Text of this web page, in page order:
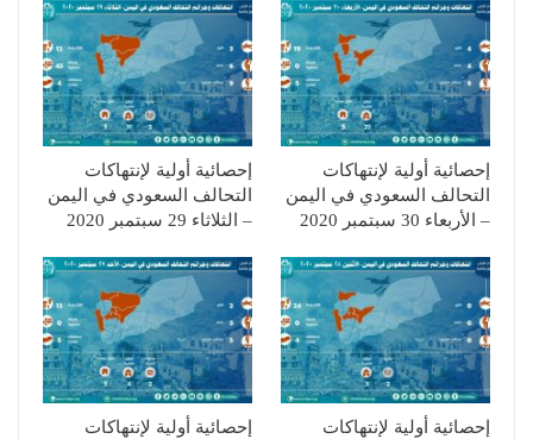
إحصائية أولية لإنتهاكات
التحالف السعودي في اليمن
– الأربعاء 30 سبتمبر 2020
إحصائية أولية لإنتهاكات
التحالف السعودي في اليمن
– الثلاثاء 29 سبتمبر 2020
إحصائية أولية لإنتهاكات
إحصائية أولية لإنتهاكات